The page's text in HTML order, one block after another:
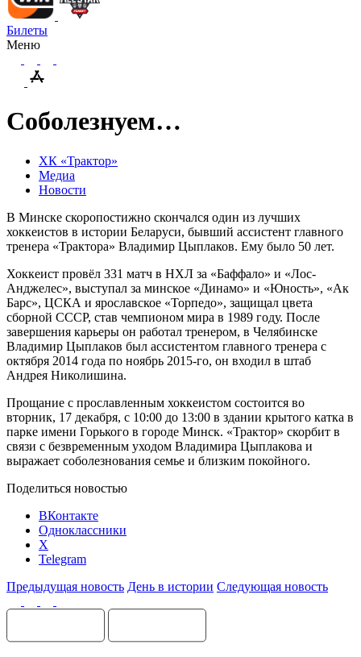
Билеты
Меню
Соболезнуем…
ХК «Трактор»
Медиа
Новости
В Минске скоропостижно скончался один из лучших
хоккеистов в истории Беларуси, бывший ассистент главного
тренера «Трактора» Владимир Цыплаков. Ему было 50 лет.
Хоккеист провёл 331 матч в НХЛ за «Баффало» и «Лос-
Анджелес», выступал за минское «Динамо» и «Юность», «Ак
Барс», ЦСКА и ярославское «Торпедо», защищал цвета
сборной СССР, став чемпионом мира в 1989 году. После
завершения карьеры он работал тренером, в Челябинске
Владимир Цыплаков был ассистентом главного тренера с
октября 2014 года по ноябрь 2015-го, он входил в штаб
Андрея Николишина.
Прощание с прославленным хоккеистом состоится во
вторник, 17 декабря, с 10:00 до 13:00 в здании крытого катка в
парке имени Горького в городе Минск. «Трактор» скорбит в
связи с безвременным уходом Владимира Цыплакова и
выражает соболезнования семье и близким покойного.
Поделиться новостью
ВКонтакте
Одноклассники
X
Telegram
Предыдущая новость День в истории Следующая новость